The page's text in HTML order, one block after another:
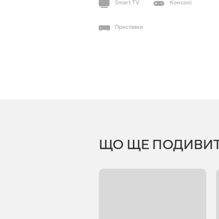
Smart TV Консолі
Приставки
ЩО ЩЕ